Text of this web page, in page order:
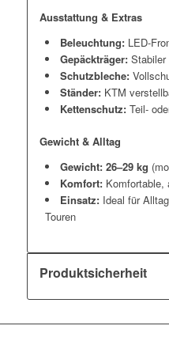
Ausstattung & Extras
Beleuchtung:LED-
Gepäckträger:Stabiler
Schutzbleche:
Ständer:KTM
Kettenschutz:Teil-
Gewicht & Alltag
Gewicht: 26–29 kg
Komfort:Komfortable,
Einsatz:Ideal für
Touren
Produktsicherheit